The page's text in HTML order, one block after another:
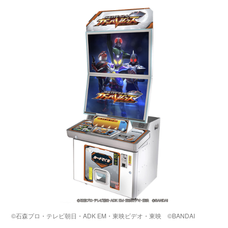
©石森プロ・テレビ朝日・ADK EM・東映ビデオ・東映 ©BANDAI